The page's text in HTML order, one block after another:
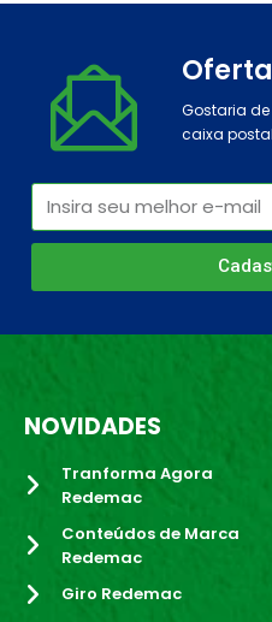
Gostaria
caixa
NOVIDADES
Tranforma Agora
Redemac
Conteúdos de Marca
Redemac
Giro Redemac